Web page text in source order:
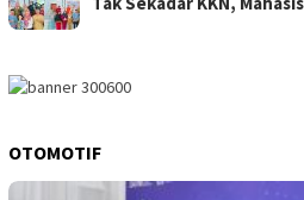
OTOMOTIF